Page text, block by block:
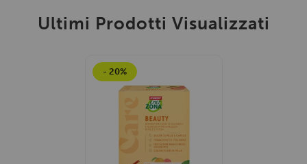
Ultimi Prodotti Visualizzati
- 20%